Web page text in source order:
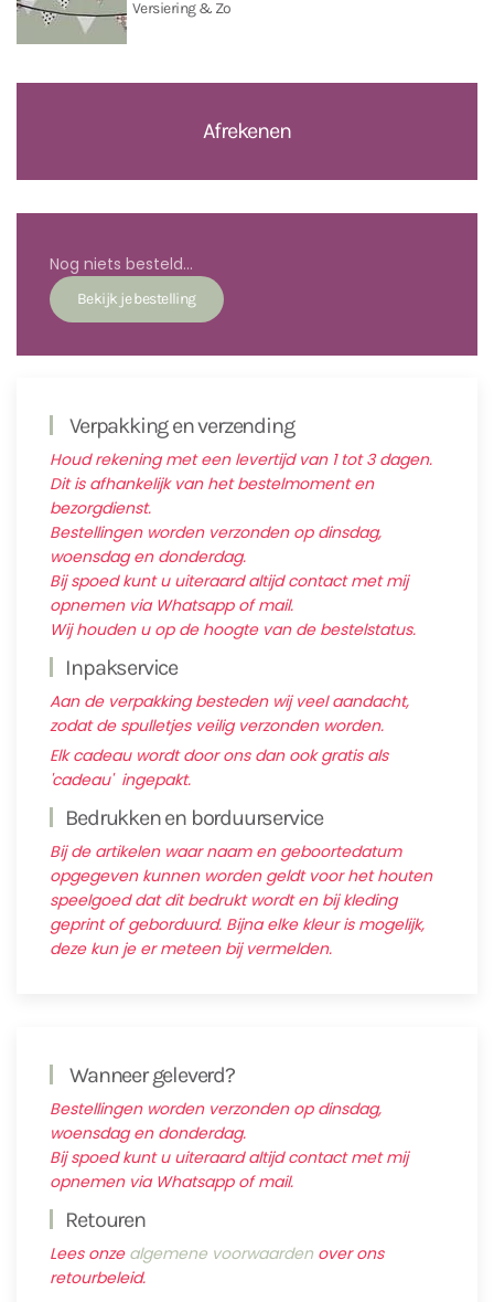
Versiering & Zo
Afrekenen
Nog niets besteld...
Verpakking en verzending
Houd rekening met een levertijd van 1 tot 3 dagen.
Dit is afhankelijk van het bestelmoment en
bezorgdienst.
Bestellingen worden verzonden op dinsdag,
woensdag en donderdag.
Bij spoed kunt u uiteraard altijd contact met mij
opnemen via Whatsapp of mail.
Wij houden u op de hoogte van de bestelstatus.
Inpakservice
Aan de verpakking besteden wij veel aandacht,
zodat de spulletjes veilig verzonden worden.
Elk cadeau wordt door ons dan ook gratis als
'cadeau' ingepakt.
Bedrukken en borduurservice
Bij de artikelen waar naam en geboortedatum
opgegeven kunnen worden geldt voor het houten
speelgoed dat dit bedrukt wordt en bij kleding
geprint of geborduurd. Bijna elke kleur is mogelijk,
deze kun je er meteen bij vermelden.
Wanneer geleverd?
Bestellingen worden verzonden op dinsdag,
woensdag en donderdag.
Bij spoed kunt u uiteraard altijd contact met mij
opnemen via Whatsapp of mail.
Retouren
Lees onze algemene voorwaarden over ons
retourbeleid.